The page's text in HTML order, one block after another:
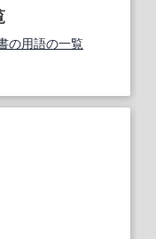
の用語の一覧